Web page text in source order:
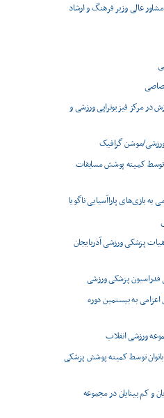
عالی وزیر فرهنگ و ارشاد
در مرکز فیزیوتراپی ورزشی و
موشن گرافیک
۶۳ رویداد ورزشی طی ۳ روز توسط کمیته پوشش مسابقات
به بازی‌های پاراآسیایی ناگویا
پزشکی ورزشی آذربایجان
پزشکی ورزشی
به بیستمین دوره
ورزشی انقلاب
توسط کمیته پوشش پزشکی
و کم بینایان در مجموعه